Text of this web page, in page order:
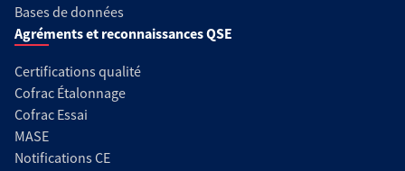
Bases de données
Agréments et reconnaissances QSE
Certifications qualité
Cofrac Étalonnage
Cofrac Essai
MASE
Notifications CE